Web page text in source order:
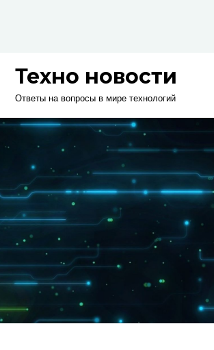
Техно новости
Ответы на вопросы в мире технологий